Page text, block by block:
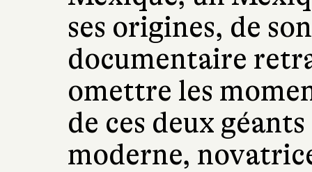
ses origines, de
documentaire
omettre les
de ces deux
moderne,